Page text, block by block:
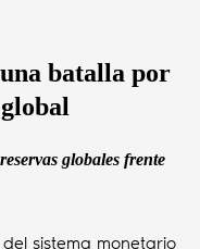
batalla por
globales frente
sistema monetario